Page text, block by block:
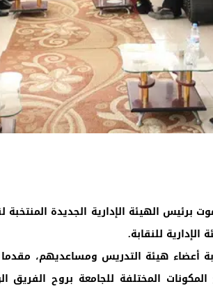
الهيئة الإدارية الجديدة
الإدارية للنقابة.
أعضاء هيئة التدريس ومساعديهم، مقدما
المختلفة للجامعة بروح